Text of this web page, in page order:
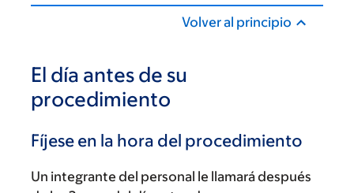
Volver al principio
El día antes de su
procedimiento
Fíjese en la hora del procedimiento
Un integrante del personal le llamará después